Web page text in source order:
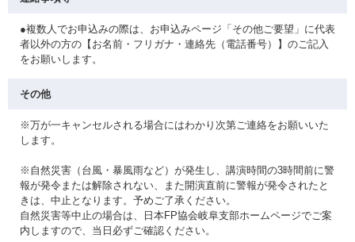
●複数人でお申込みの際は、お申込みページ「その他ご要望」に代表
者以外の方の【お名前・フリガナ・連絡先（電話番号）】のご記入
をお願いします。
その他
※万が一キャンセルされる場合にはわかり次第ご連絡をお願いいた
します。
※自然災害（台風・暴風雨など）が発生し、講演時間の3時間前に警
報が発令または解除されない、また開演直前に警報が発令されたと
きは、中止となります。予めご了承ください。
自然災害等中止の場合は、日本FP協会岐阜支部ホームページでご案
内しますので、当日必ずご確認ください。